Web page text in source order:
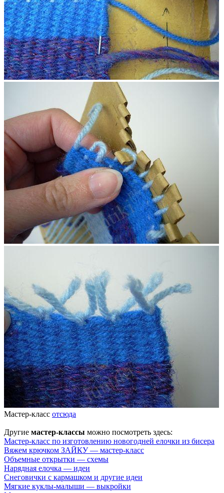
Мастер-класс отсюда
Другие мастер-классы можно посмотреть здесь:
Мастер-класс по изготовлению новогодней елочки из бисера
Вяжем крючком ЗАЙКУ — мастер-класс
Объемные открытки — схемы
Нарядная елочка — идеи
Снеговички с кармашком и другие идеи
Мягкие куклы-малыши — выкройки